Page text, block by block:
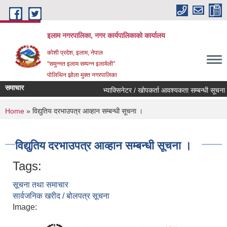
Skip to main content
इलाम नगरपालिका, नगर कार्यपालिकाको कार्यालय
कोशी प्रदेश, इलाम, नेपाल
"समुन्नत इलाम सम्पन्न इलामेली"
पोलिथिन झोला मुक्त नगरपालिका
समाचार भ्याक्सिनेटर / खोपकर्ता आवश्यकता सम्बन्धी सूचना ।
You are here
Home » विद्युतिय दरभाउपत्र आव्हान सम्बन्धी सूचना ।
विद्युतिय दरभाउपत्र आव्हान सम्बन्धी सूचना ।
Tags:
सूचना तथा समाचार
सार्वजनिक खरीद / बोलपत्र सूचना
Image: